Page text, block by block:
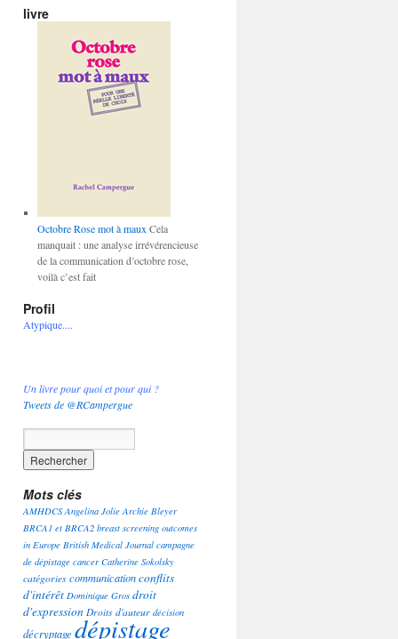
livre
Octobre Rose mot à maux Cela
manquait : une analyse irrévérencieuse
de la communication d’octobre rose,
voilà c’est fait
Profil
Atypique....
Un livre pour quoi et pour qui ?
Tweets de @RCampergue
Mots clés
AMHDCS Angelina Jolie Archie Bleyer
BRCA1 et BRCA2 breast screening outcomes
in Europe British Medical Journal campagne
de dépistage cancer Catherine Sokolsky
catégories communicationconflits
d'intérêt Dominique Gros droit
d'expression Droits d'auteur décision
décryptage dépistage